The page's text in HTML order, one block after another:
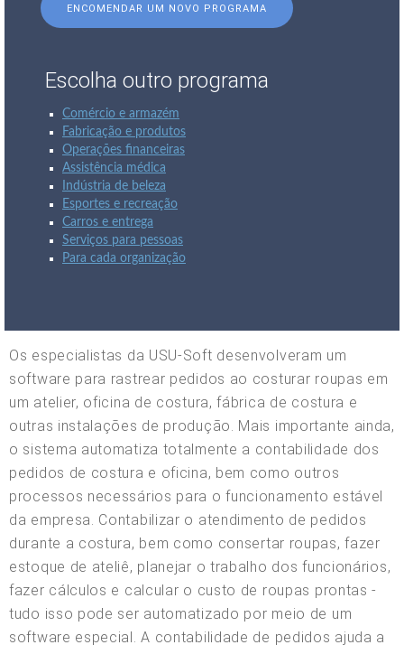
ENCOMENDAR UM NOVO PROGRAMA
Escolha outro programa
Comércio e armazém
Fabricação e produtos
Operações financeiras
Assistência médica
Indústria de beleza
Esportes e recreação
Carros e entrega
Serviços para pessoas
Para cada organização
Os especialistas da USU-Soft desenvolveram um
software para rastrear pedidos ao costurar roupas em
um atelier, oficina de costura, fábrica de costura e
outras instalações de produção. Mais importante ainda,
o sistema automatiza totalmente a contabilidade dos
pedidos de costura e oficina, bem como outros
processos necessários para o funcionamento estável
da empresa. Contabilizar o atendimento de pedidos
durante a costura, bem como consertar roupas, fazer
estoque de ateliê, planejar o trabalho dos funcionários,
fazer cálculos e calcular o custo de roupas prontas -
tudo isso pode ser automatizado por meio de um
software especial. A contabilidade de pedidos ajuda a